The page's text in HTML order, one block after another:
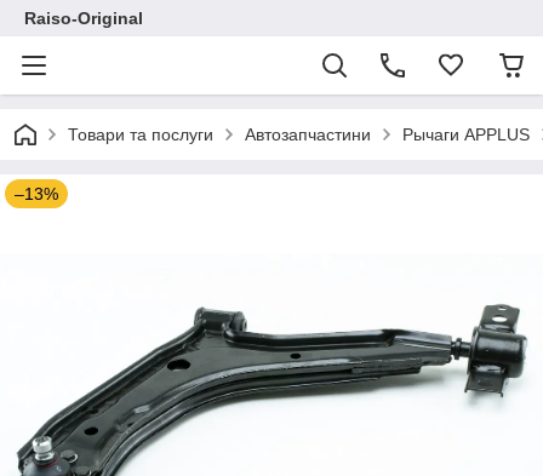
Raiso-Original
Товари та послуги Автозапчастини Рычаги APPLUS
–13%